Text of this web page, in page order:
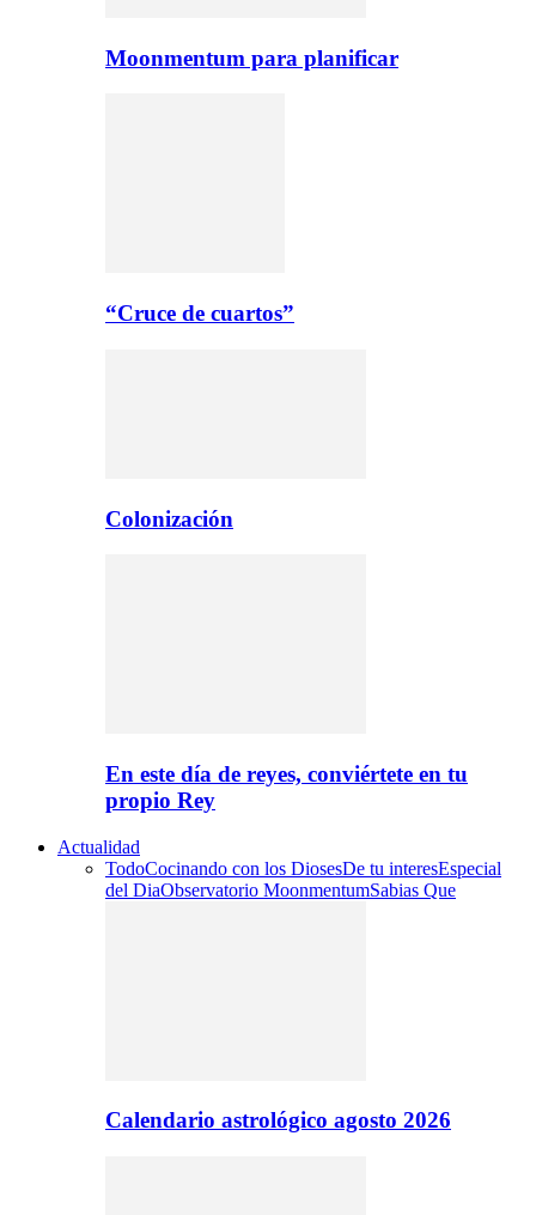
Moonmentum para planificar
“Cruce de cuartos”
Colonización
En este día de reyes, conviértete en tu
propio Rey
Actualidad
TodoCocinando con los DiosesDe tu interesEspecial
del DiaObservatorio MoonmentumSabias Que
Calendario astrológico agosto 2026